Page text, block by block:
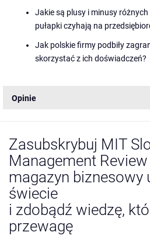
Jakie są plusy i minusy
pułapki czyhają na
Jak polskie firmy podbiły
skorzystać z ich doświadczeń?
Opinie
Zasubskrybuj MIT
Management
magazyn biznesowy
świecie
i zdobądź wiedzę,
przewagę